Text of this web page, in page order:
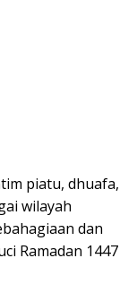
piatu, dhuafa,
wilayah
dan
Ramadan 1447